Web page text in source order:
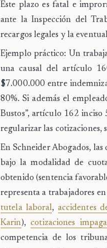
Este plazo es fatal e
ante la Inspección del
recargos legales y la
Ejemplo práctico: Un
una causal del artículo
$7.000.000 entre
80%. Si además el
Bustos”, artículo 162 inciso
regularizar las cotizaciones,
En Schneider Abogados, las
bajo la modalidad de
obtenido (sentencia
representa a trabajadores
tutela laboral, accidentes
Karin),cotizaciones
competencia de los